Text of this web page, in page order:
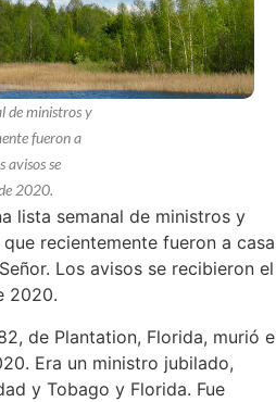
de ministros y
fueron a
avisos se
2020.
lista semanal de ministros y
recientemente fueron a casa
Los avisos se recibieron
2020.
de Plantation, Florida, murió
Era un ministro jubilado,
y Tobago y Florida. Fue